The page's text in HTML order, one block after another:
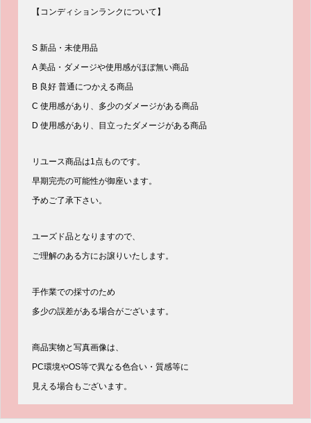
【コンディションランクについて】
S 新品・未使用品
A 美品・ダメージや使用感がほぼ無い商品
B 良好 普通につかえる商品
C 使用感があり、多少のダメージがある商品
D 使用感があり、目立ったダメージがある商品
リユース商品は1点ものです。
早期完売の可能性が御座います。
予めご了承下さい。
ユーズド品となりますので、
ご理解のある方にお譲りいたします。
手作業での採寸のため
多少の誤差がある場合がございます。
商品実物と写真画像は、
PC環境やOS等で異なる色合い・質感等に
見える場合もございます。